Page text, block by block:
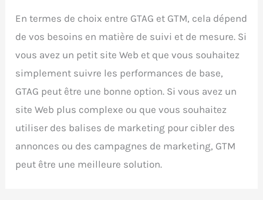
En termes de choix entre GTAG et GTM, cela dépend
de vos besoins en matière de suivi et de mesure. Si
vous avez un petit site Web et que vous souhaitez
simplement suivre les performances de base,
GTAG peut être une bonne option. Si vous avez un
site Web plus complexe ou que vous souhaitez
utiliser des balises de marketing pour cibler des
annonces ou des campagnes de marketing, GTM
peut être une meilleure solution.